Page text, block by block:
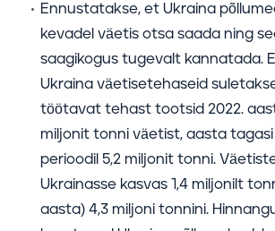
Ennustatakse, et Ukraina
kevadel väetis otsa saada ning
saagikogus tugevalt kannatada.
Ukraina väetisetehaseid
töötavat tehast tootsid 2022.
miljonit tonni väetist, aasta tagasi
perioodil 5,2 miljonit tonni.
Ukrainasse kasvas 1,4 miljonilt
aasta) 4,3 miljoni tonnini.